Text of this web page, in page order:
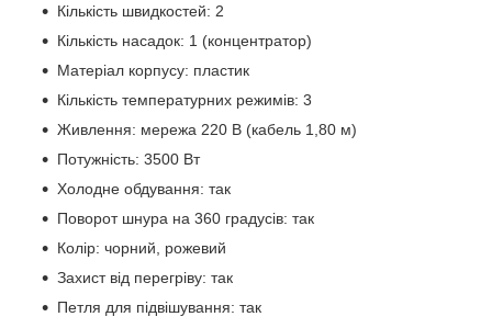
Кількість швидкостей: 2
Кількість насадок: 1 (концентратор)
Матеріал корпусу: пластик
Кількість температурних режимів: 3
Живлення: мережа 220 В (кабель 1,80 м)
Потужність: 3500 Вт
Холодне обдування: так
Поворот шнура на 360 градусів: так
Колір: чорний, рожевий
Захист від перегріву: так
Петля для підвішування: так